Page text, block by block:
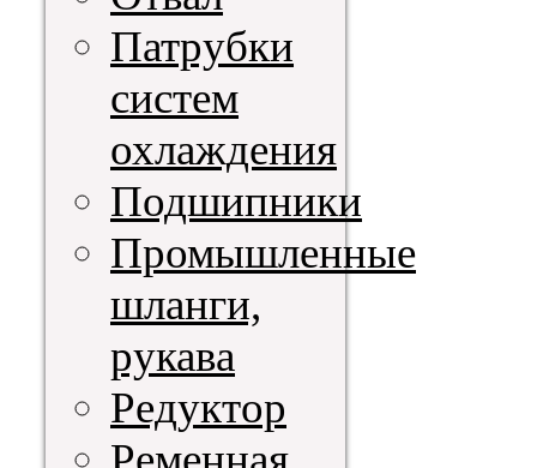
Патрубки
систем
охлаждения
Подшипники
Промышленные
шланги,
рукава
Редуктор